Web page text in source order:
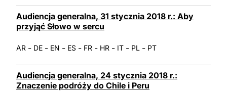
Audiencja generalna, 31 stycznia 2018 r.: Aby
przyjąć Słowo w sercu
AR - DE - EN - ES - FR - HR - IT - PL - PT
Audiencja generalna, 24 stycznia 2018 r.:
Znaczenie podróży do Chile i Peru